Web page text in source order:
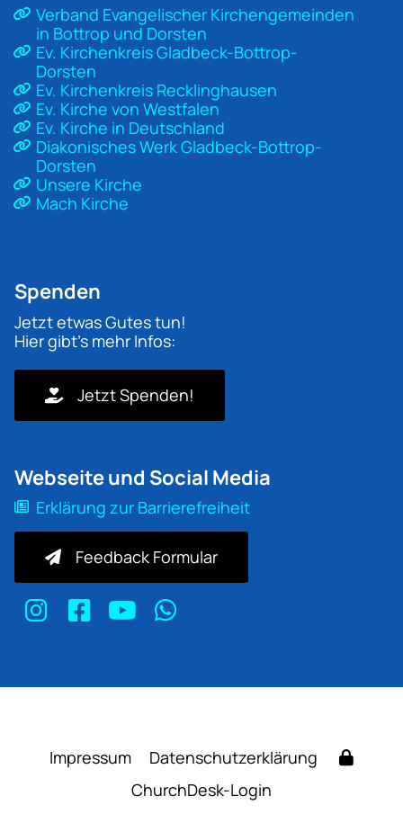
Verband Evangelischer Kirchengemeinden
in Bottrop und Dorsten
Ev. Kirchenkreis Gladbeck-Bottrop-
Dorsten
Ev. Kirchenkreis Recklinghausen
Ev. Kirche von Westfalen
Ev. Kirche in Deutschland
Diakonisches Werk Gladbeck-Bottrop-
Dorsten
Unsere Kirche
Mach Kirche
Spenden
Jetzt etwas Gutes tun!
Hier gibt's mehr Infos:
Jetzt Spenden!
Webseite und Social Media
Erklärung zur Barrierefreiheit
Feedback Formular
Impressum
Datenschutzerklärung
ChurchDesk-Login